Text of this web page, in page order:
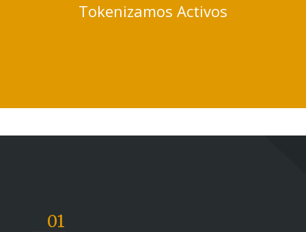
Tokenizamos Activos
01